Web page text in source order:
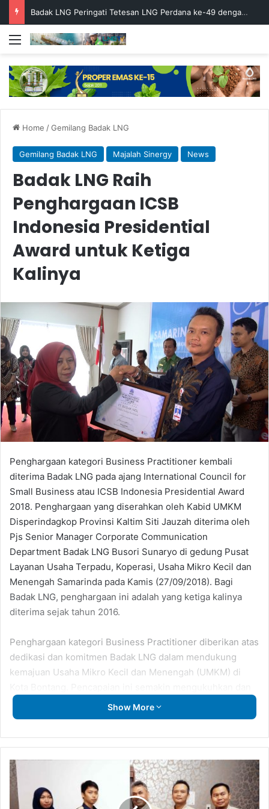
Badak LNG Peringati Tetesan LNG Perdana ke-49 dengan Doa Bersama
Menu
Home /Gemilang Badak LNG
Gemilang Badak LNG Majalah Sinergy News
Badak LNG Raih
Penghargaan ICSB
Indonesia Presidential
Award untuk Ketiga
Kalinya
Penghargaan kategori Business Practitioner kembali
diterima Badak LNG pada ajang International Council for
Small Business atau ICSB Indonesia Presidential Award
2018. Penghargaan yang diserahkan oleh Kabid UMKM
Disperindagkop Provinsi Kaltim Siti Jauzah diterima oleh
Pjs Senior Manager Corporate Communication
Department Badak LNG Busori Sunaryo di gedung Pusat
Layanan Usaha Terpadu, Koperasi, Usaha Mikro Kecil dan
Menengah Samarinda pada Kamis (27/09/2018). Bagi
Badak LNG, penghargaan ini adalah yang ketiga kalinya
diterima sejak tahun 2016.
Penghargaan kategori Business Practitioner diberikan atas
dedikasi dan komitmen Badak LNG dalam mendukung
kemajuan Usaha Mikro Kecil dan Menengah (UMKM) di
melengkapi pengakuan atas peran positif program
Comdev Badak LNG dalam pemberdayaan ekonomi dan
menerima 3 penghargaan dalam Ajang Indonesian
Sustainable Development Goals Award (ISDA) 2018
dengan penghargaan tertingginya di bidang UMKM.
Show More
Gitut
Yuliaskar
Sambut